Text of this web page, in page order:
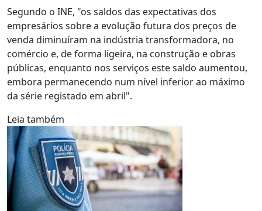
Segundo o INE, "os saldos das expectativas dos
empresários sobre a evolução futura dos preços de
venda diminuíram na indústria transformadora, no
comércio e, de forma ligeira, na construção e obras
públicas, enquanto nos serviços este saldo aumentou,
embora permanecendo num nível inferior ao máximo
da série registado em abril".
Leia também